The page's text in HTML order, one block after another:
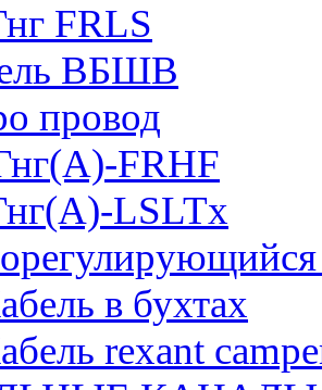
FRLS
ВБШВ
провод
FRHF
LSLTx
в бухтах
rexant